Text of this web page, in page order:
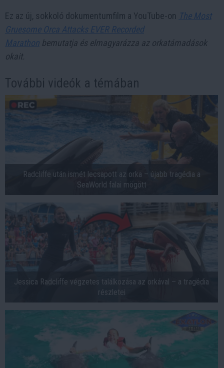
Ez az új, sokkoló dokumentumfilm a YouTube-on The Most
Gruesome Orca Attacks EVER Recorded
Marathon bemutatja és elmagyarázza az orkatámadások
okait.
További videók a témában
Radcliffe után ismét lecsapott az orka – újabb tragédia a
SeaWorld falai mögött
Jessica Radcliffe végzetes találkozása az orkával – a tragédia
részletei